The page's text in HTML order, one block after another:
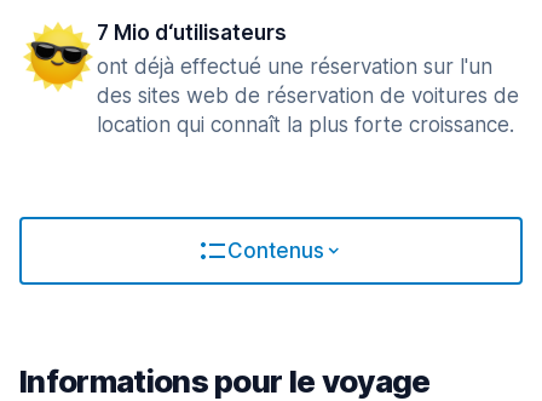
7 Mio d‘utilisateurs
ont déjà effectué une réservation sur l'un
des sites web de réservation de voitures de
location qui connaît la plus forte croissance.
Contenus
Informations pour le voyage